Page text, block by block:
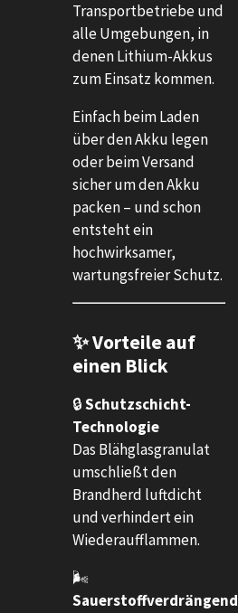
Transportbetriebe und
alle Umgebungen, in
denen Lithium-Akkus
zum Einsatz kommen.
Einfach beim Laden
über den Akku legen
oder beim Versand
sicher um den Akku
packen – und schon
entsteht ein
hochwirksamer,
wartungsfreier Schutz.
✨ Vorteile auf
einen Blick
🔒Schutzschicht-
Technologie
Das Blähglasgranulat
umschließt den
Brandherd luftdicht
und verhindert ein
Wiederaufflammen.
🌬️
Sauerstoffverdrängend